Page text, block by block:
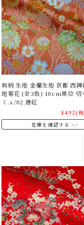
和柄 生地 金襴生地 京都 西
地菊花 (全3色) 10cm単位 切
ミュ/02.唐紅
¥492(
在庫を確認する